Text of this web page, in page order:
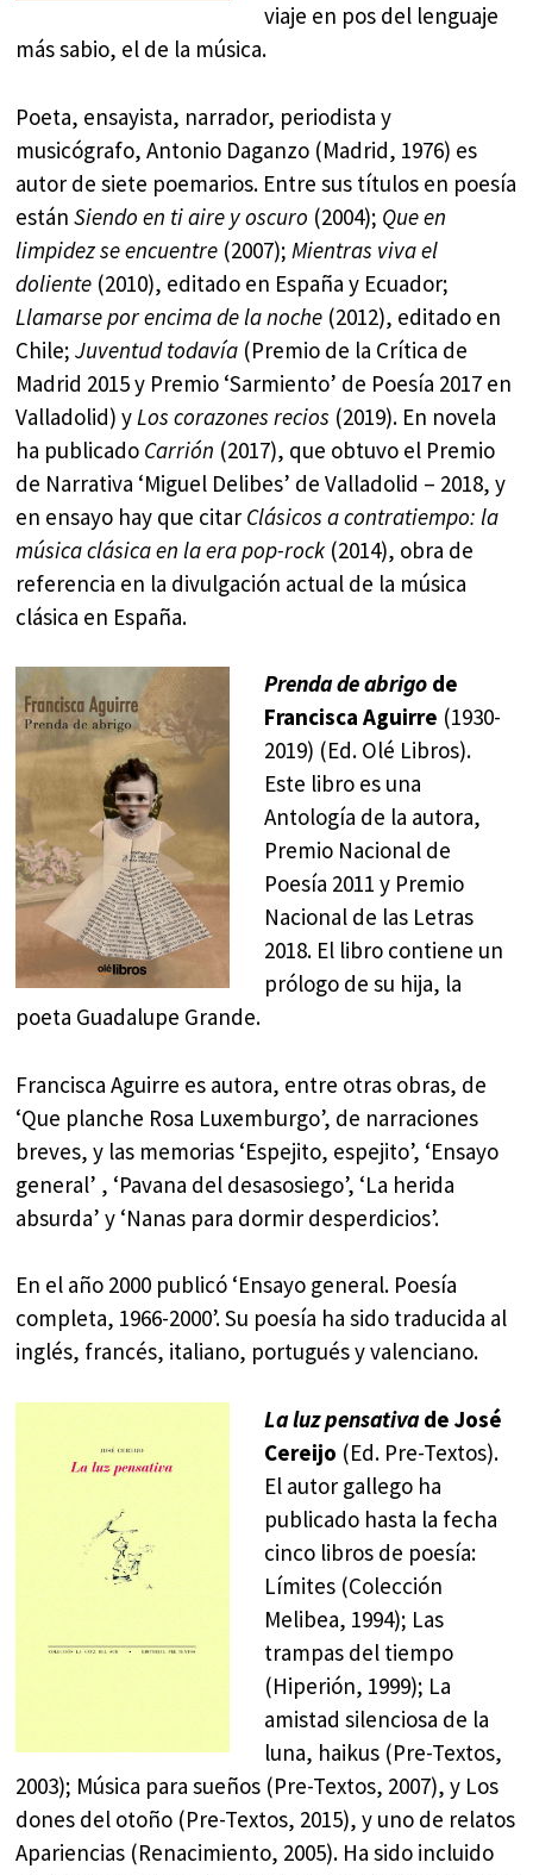
viaje en pos del lenguaje
más sabio, el de la música.
Poeta, ensayista, narrador, periodista y
musicógrafo, Antonio Daganzo (Madrid, 1976) es
autor de siete poemarios. Entre sus títulos en poesía
estánSiendo en ti aire y oscuro (2004); Que en
limpidez se encuentre (2007);Mientras viva el
doliente (2010), editado en España y Ecuador;
Llamarse por encima de la noche (2012), editado en
Chile;Juventud todavía (Premio de la Crítica de
Madrid 2015 y Premio ‘Sarmiento’ de Poesía 2017 en
Valladolid) yLos corazones recios (2019). En novela
ha publicado Carrión (2017), que obtuvo el Premio
de Narrativa ‘Miguel Delibes’ de Valladolid – 2018, y
en ensayo hay que citar Clásicos a contratiempo: la
música clásica en la era pop-rock (2014), obra de
referencia en la divulgación actual de la música
clásica en España.
Prenda de abrigode
Francisca Aguirre (1930-
2019) (Ed. Olé Libros).
Este libro es una
Antología de la autora,
Premio Nacional de
Poesía 2011 y Premio
Nacional de las Letras
2018. El libro contiene un
prólogo de su hija, la
poeta Guadalupe Grande.
Francisca Aguirre es autora, entre otras obras, de
‘Que planche Rosa Luxemburgo’, de narraciones
breves, y las memorias ‘Espejito, espejito’, ‘Ensayo
general’ , ‘Pavana del desasosiego’, ‘La herida
absurda’ y ‘Nanas para dormir desperdicios’.
En el año 2000 publicó ‘Ensayo general. Poesía
completa, 1966-2000’. Su poesía ha sido traducida al
inglés, francés, italiano, portugués y valenciano.
La luz pensativade José
Cereijo (Ed. Pre-Textos).
El autor gallego ha
publicado hasta la fecha
cinco libros de poesía:
Límites (Colección
Melibea, 1994); Las
trampas del tiempo
(Hiperión, 1999); La
amistad silenciosa de la
luna, haikus (Pre-Textos,
2003); Música para sueños (Pre-Textos, 2007), y Los
dones del otoño (Pre-Textos, 2015), y uno de relatos
Apariencias (Renacimiento, 2005). Ha sido incluido